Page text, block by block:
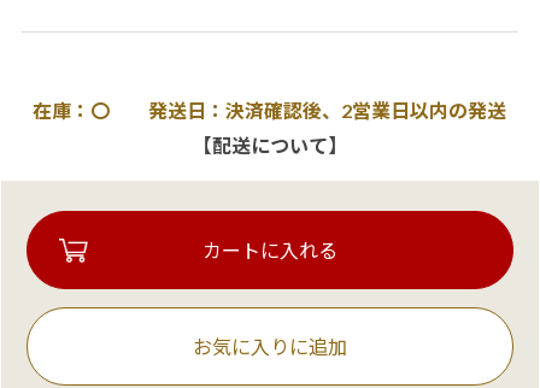
在庫：〇 発送日：決済確認後、2営業日以内の発送
【配送について】
お気に入りに追加